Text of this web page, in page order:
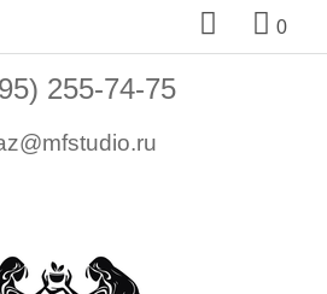
  0
255-74-75